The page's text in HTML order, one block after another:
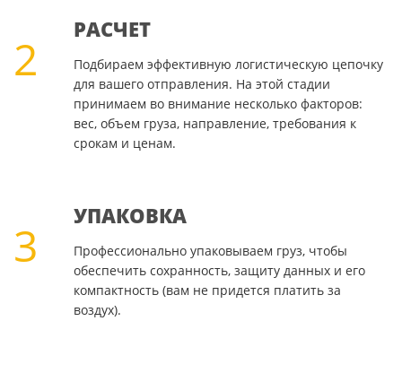
2
РАСЧЕТ
Подбираем эффективную логистическую цепочку
для вашего отправления. На этой стадии
принимаем во внимание несколько факторов:
вес, объем груза, направление, требования к
срокам и ценам.
3
УПАКОВКА
Профессионально упаковываем груз, чтобы
обеспечить сохранность, защиту данных и его
компактность (вам не придется платить за
воздух).